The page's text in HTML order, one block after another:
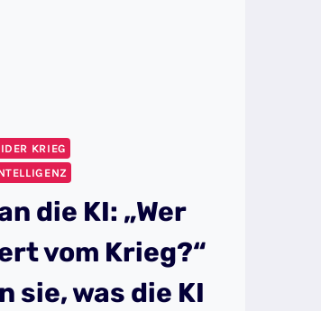
KRIEG
die KI: „Wer
vom Krieg?“
sie, was die KI